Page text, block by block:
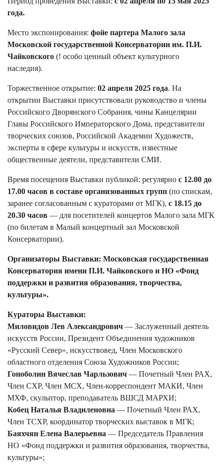
года.
Место экспонирования: фойе партера Малого зала
Московской государственной Консерватории им. П.И.
Чайковского (! особо ценный объект культурного
наследия).
Торжественное открытие: 02 апреля 2025 года. На
открытии Выставки присутствовали руководство и члены
Российского Дворянского Собрания, чины Канцелярии
Главы Российского Императорского Дома, представители
творческих союзов, Российской Академии Художеств,
эксперты в сфере культуры и искусств, известные
общественные деятели, представители СМИ.
Время посещения Выставки публикой: регулярно с 12.00 до
17.00 часов в составе организованных групп (по спискам,
заранее согласованным с кураторами от МГК), с 18.15 до
20.30 часов — для посетителей концертов Малого зала МГК
(по билетам в Малый концертный зал Московской
Консерватории).
Организаторы Выставки: Московская государственная
Консерватория имени П.И. Чайковского и НО «Фонд
поддержки и развития образования, творчества,
культуры».
Кураторы Выставки:
Миловидов Лев Александрович — Заслуженный деятель
искусств России, Президент Объединения художников
«Русский Север», искусствовед, Член Московского
областного отделения Союза Художников России;
Гоноболин Вячеслав Чарльзович — Почетный Член РАХ,
Член СХР, Член МСХ, Член-корреспондент МАКИ, Член
МХФ, скульптор, преподаватель ВШСД МАРХИ;
Кобец Наталья Владиленовна — Почетный Член РАХ,
Член ТСХР, координатор творческих выставок в МГК;
Баяхчян Елена Валерьевна — Председатель Правления
НО «Фонд поддержки и развития образования, творчества,
культуры»;